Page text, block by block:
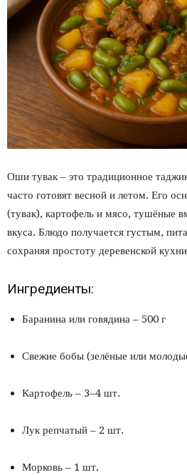
Оши тувак – это традиционное
часто готовят весной и летом. Его
(тувак), картофель и мясо, тушёные
вкуса. Блюдо получается густым,
сохраняя простоту деревенской
Ингредиенты:
Баранина или говядина – 500 г
Свежие бобы (зелёные или
Картофель – 3–4 шт.
Лук репчатый – 2 шт.
Морковь – 1 шт.